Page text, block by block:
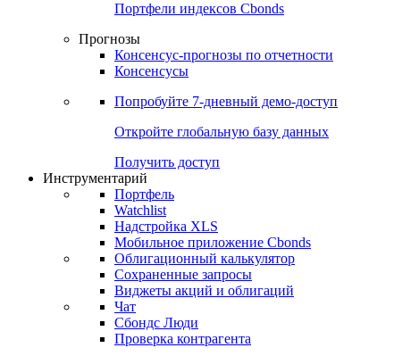
Портфели индексов Cbonds
Прогнозы
Консенсус-прогнозы по отчетности
Консенсусы
Попробуйте 7-дневный демо-доступ
Откройте глобальную базу данных
Получить доступ
Инструментарий
Портфель
Watchlist
Надстройка XLS
Мобильное приложение Cbonds
Облигационный калькулятор
Сохраненные запросы
Виджеты акций и облигаций
Чат
Сбондс Люди
Проверка контрагента